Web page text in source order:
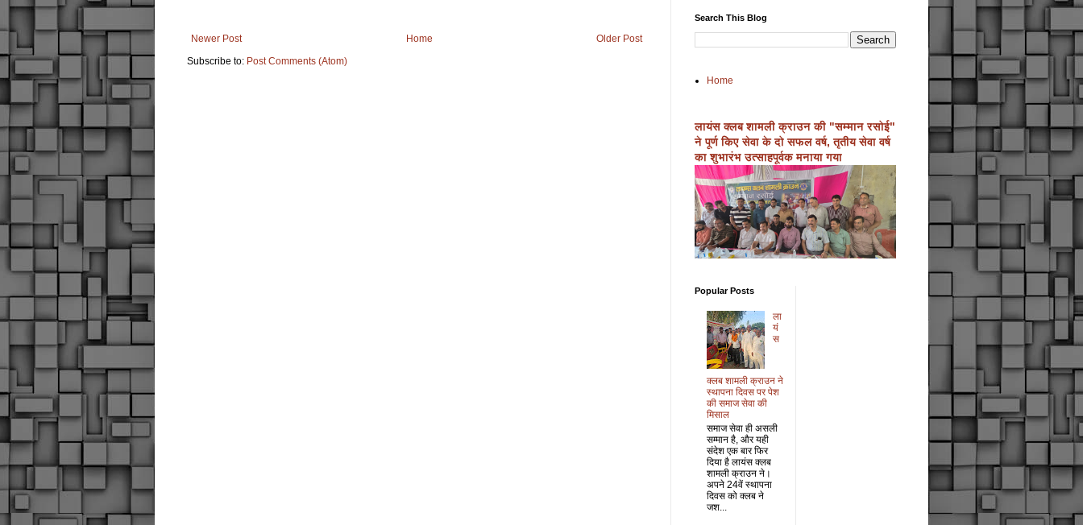
Newer Post Older Post
Home
Subscribe to: Post Comments (Atom)
Search This Blog
Home
लायंस क्लब शामली क्राउन की "सम्मान रसोई"
ने पूर्ण किए सेवा के दो सफल वर्ष, तृतीय सेवा वर्ष
का शुभारंभ उत्साहपूर्वक मनाया गया
Popular Posts
ला
यं
स
क्लब शामली क्राउन ने
स्थापना दिवस पर पेश
की समाज सेवा की
मिसाल
समाज सेवा ही असली
सम्मान है, और यही
संदेश एक बार फिर
दिया है लायंस क्लब
शामली क्राउन ने।
अपने 24वें स्थापना
दिवस को क्लब ने
जश...